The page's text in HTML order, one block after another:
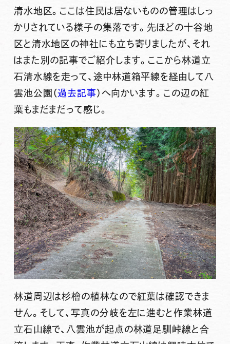
清水地区。ここは住民は居ないものの管理はしっ
かりされている様子の集落です。先ほどの十谷地
区と清水地区の神社にも立ち寄りましたが、それ
はまた別の記事でご紹介します。ここから林道立
石清水線を走って、途中林道箱平線を経由して 八
雲池公園 （過去記事）へ向かいます。この辺の紅
葉もまだまだって感じ。
林道周辺は杉檜の植林なので紅葉は確認できま
せん。そして、写真の分岐を左に進むと作業林道
立石山線で、八雲池が起点の林道足馴峠線と合